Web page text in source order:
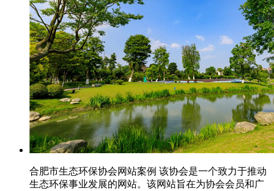
合肥市生态环保协会网站案例 该协会是一个致力于推动
生态环保事业发展的网站。该网站旨在为协会会员和广